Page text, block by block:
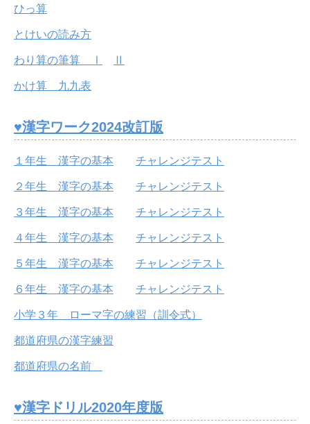
ひっ算
とけいの読み方
わり算の筆算 Ⅰ Ⅱ
かけ算 九九表
♥漢字ワーク2024改訂版
１年生 漢字の基本 チャレンジテスト
２年生 漢字の基本 チャレンジテスト
３年生 漢字の基本 チャレンジテスト
４年生 漢字の基本 チャレンジテスト
５年生 漢字の基本 チャレンジテスト
６年生 漢字の基本 チャレンジテスト
小学３年 ローマ字の練習（訓令式）
都道府県の漢字練習
都道府県の名前
♥漢字ドリル2020年度版